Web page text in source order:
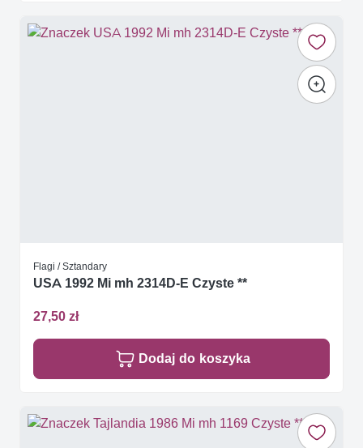
Flagi / Sztandary
USA 1992 Mi mh 2314D-E Czyste **
27,50 zł
Dodaj do koszyka